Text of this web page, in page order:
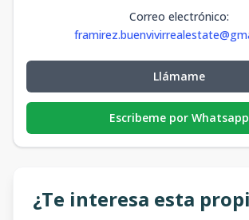
Correo electrónico:
Llámame
Escribeme por Whatsapp
¿Te interesa esta